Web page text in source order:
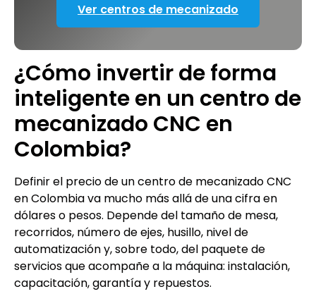
Ver centros de mecanizado
¿Cómo invertir de forma
inteligente en un centro de
mecanizado CNC en
Colombia?
Definir el precio de un centro de mecanizado CNC
en Colombia va mucho más allá de una cifra en
dólares o pesos. Depende del tamaño de mesa,
recorridos, número de ejes, husillo, nivel de
automatización y, sobre todo, del paquete de
servicios que acompañe a la máquina: instalación,
capacitación, garantía y repuestos.